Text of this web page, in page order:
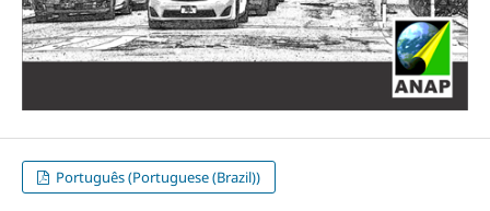
Português (Portuguese (Brazil))